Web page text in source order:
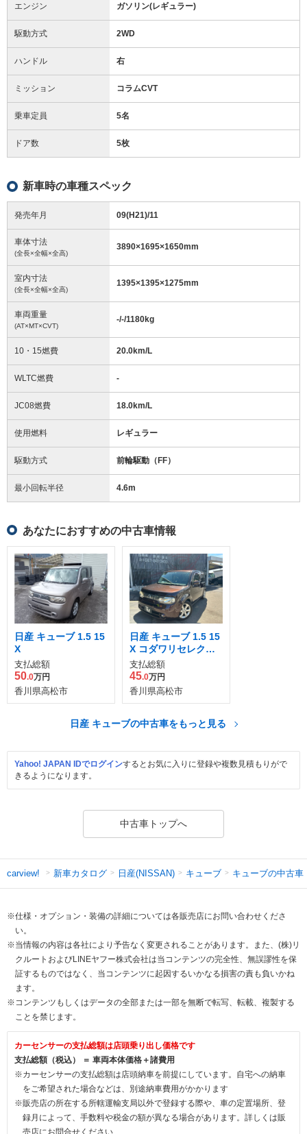
エンジン ガソリン(レギュラー)
駆動方式 2WD
ハンドル 右
ミッション コラムCVT
乗車定員 5名
ドア数 5枚
新車時の車種スペック
発売年月 09(H21)/11
車体寸法
(全長×全幅×全高)
3890×1695×1650mm
室内寸法
(全長×全幅×全高)
1395×1395×1275mm
車両重量
(AT×MT×CVT)
-/-/1180kg
10・15燃費 20.0km/L
WLTC燃費 -
JC08燃費 18.0km/L
使用燃料 レギュラー
駆動方式 前輪駆動（FF）
最小回転半径 4.6m
あなたにおすすめの中古車情報
日産 キューブ 1.5 15
X
支払総額
50.0万円
香川県高松市
日産 キューブ 1.5 15
X コダワリセレクシ
ョン
支払総額
45.0万円
香川県高松市
日産 キューブの中古車をもっと見る
Yahoo! JAPAN IDでログインするとお気に入りに登録や複数見積もりがで
きるようになります。
中古車トップへ
carview! 新車カタログ 日産(NISSAN) キューブ キューブの中古車
※仕様・オプション・装備の詳細については各販売店にお問い合わせくださ
い。
※当情報の内容は各社により予告なく変更されることがあります。また、(株)リ
クルートおよびLINEヤフー株式会社は当コンテンツの完全性、無誤謬性を保
証するものではなく、当コンテンツに起因するいかなる損害の責も負いかね
ます。
※コンテンツもしくはデータの全部または一部を無断で転写、転載、複製する
ことを禁じます。
カーセンサーの支払総額は店頭乗り出し価格です
支払総額（税込） ＝ 車両本体価格＋諸費用
※カーセンサーの支払総額は店頭納車を前提にしています。自宅への納車
をご希望された場合などは、別途納車費用がかかります
※販売店の所在する所轄運輸支局以外で登録する際や、車の定置場所、登
録月によって、手数料や税金の額が異なる場合があります。詳しくは販
売店にお問合せください